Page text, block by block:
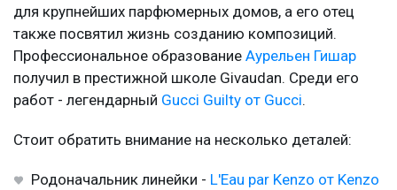
для крупнейших парфюмерных домов, а его отец
также посвятил жизнь созданию композиций.
Профессиональное образование Аурельен Гишар
получил в престижной школе Givaudan. Среди его
работ - легендарный Gucci Guilty от Gucci.
Стоит обратить внимание на несколько деталей:
Родоначальник линейки - L'Eau par Kenzo от Kenzo